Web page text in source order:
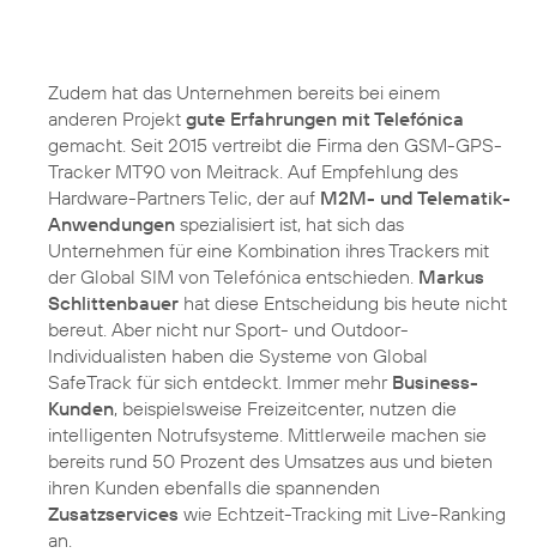
Zudem hat das Unternehmen bereits bei einem
anderen Projekt gute Erfahrungen mit Telefónica
gemacht. Seit 2015 vertreibt die Firma den GSM-GPS-
Tracker MT90 von Meitrack. Auf Empfehlung des
Hardware-Partners Telic, der auf M2M- und Telematik-
Anwendungen spezialisiert ist, hat sich das
Unternehmen für eine Kombination ihres Trackers mit
der Global SIM von Telefónica entschieden. Markus
Schlittenbauer hat diese Entscheidung bis heute nicht
bereut. Aber nicht nur Sport- und Outdoor-
Individualisten haben die Systeme von Global
SafeTrack für sich entdeckt. Immer mehr Business-
Kunden, beispielsweise Freizeitcenter, nutzen die
intelligenten Notrufsysteme. Mittlerweile machen sie
bereits rund 50 Prozent des Umsatzes aus und bieten
ihren Kunden ebenfalls die spannenden
Zusatzservices wie Echtzeit-Tracking mit Live-Ranking
an.